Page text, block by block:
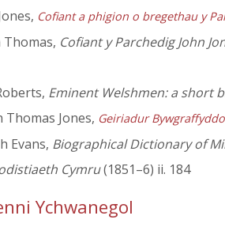
Cofiant a phigion o bregethau y
Thomas, Cofiant y Parchedig John
Eminent Welshmen: a short
Thomas Jones, Geiriadur
Evans, Biographical Dictionary of
Cymru(1851–6) ii. 184
Ychwanegol